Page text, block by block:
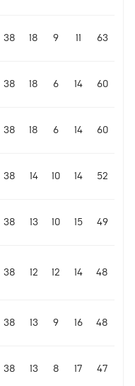
38 18 9 11 63
38 18 6 14 60
38 18 6 14 60
38 14 10 14 52
38 13 10 15 49
38 12 12 14 48
38 13 9 16 48
38 13 8 17 47